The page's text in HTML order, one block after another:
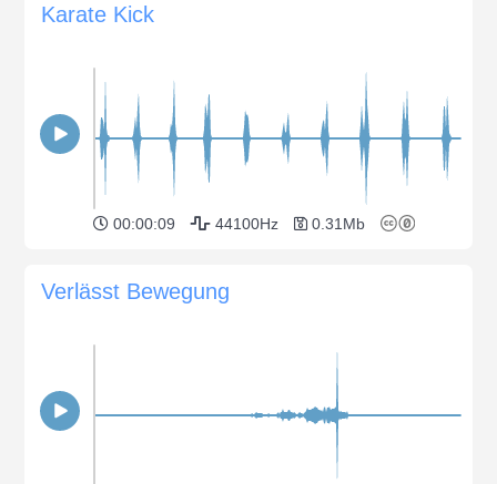
Karate Kick
00:00:09 44100Hz 0.31Mb
Verlässt Bewegung